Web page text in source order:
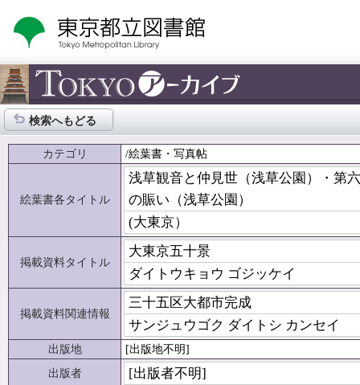
検索へもどる
カテゴリ /絵葉書・写真帖
絵葉書各タイトル
浅草観音と仲見世（浅草公園）・第
の賑い（浅草公園）
(大東京）
掲載資料タイトル
大東京五十景
ダイトウキョウ ゴジッケイ
掲載資料関連情報
三十五区大都市完成
サンジュウゴク ダイトシ カンセイ
出版地
[出版地不明]
出版者
[出版者不明]